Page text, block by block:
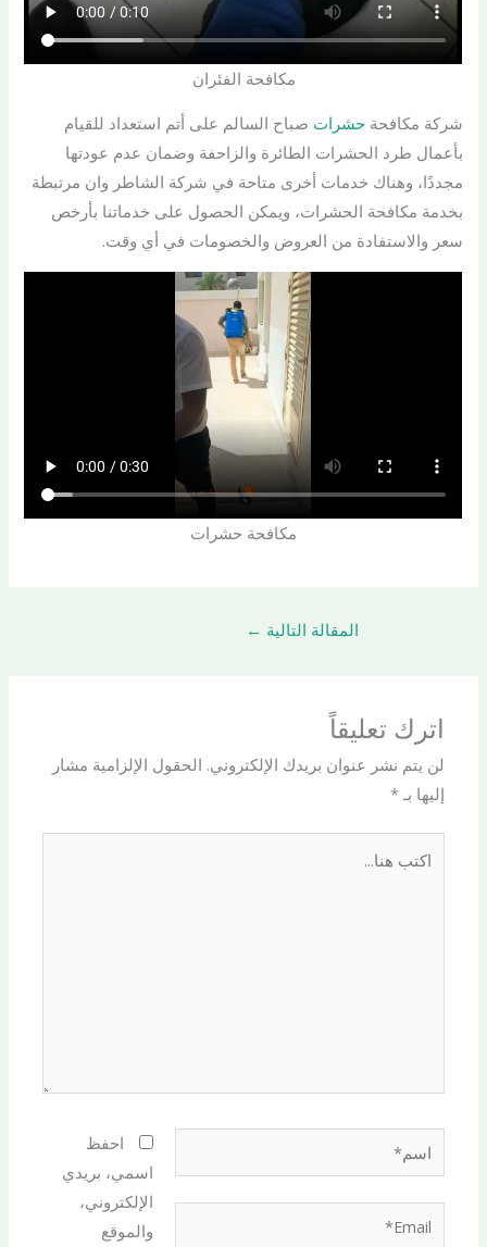
مكافحة الفئران
شركة مكافحةحشرات صباح السالم على أتم استعداد للقيام
بأعمال طرد الحشرات الطائرة والزاحفة وضمان عدم عودتها
مجددًا، وهناك خدمات أخرى متاحة في شركة الشاطر وان مرتبطة
بخدمة مكافحة الحشرات، ويمكن الحصول على خدماتنا بأرخص
سعر والاستفادة من العروض والخصومات في أي وقت.
مكافحة حشرات
المقالة التالية ←
اترك تعليقاً
لن يتم نشر عنوان بريدك الإلكتروني. الحقول الإلزامية مشار
إليها بـ*
اسم*
Email*
احفظ
اسمي، بريدي
الإلكتروني،
والموقع